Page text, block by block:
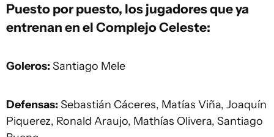
Puesto por puesto, los jugadores que ya
entrenan en el Complejo Celeste:
Goleros: Santiago Mele
Defensas: Sebastián Cáceres, Matías Viña, Joaquín
Piquerez, Ronald Araujo, Mathías Olivera, Santiago